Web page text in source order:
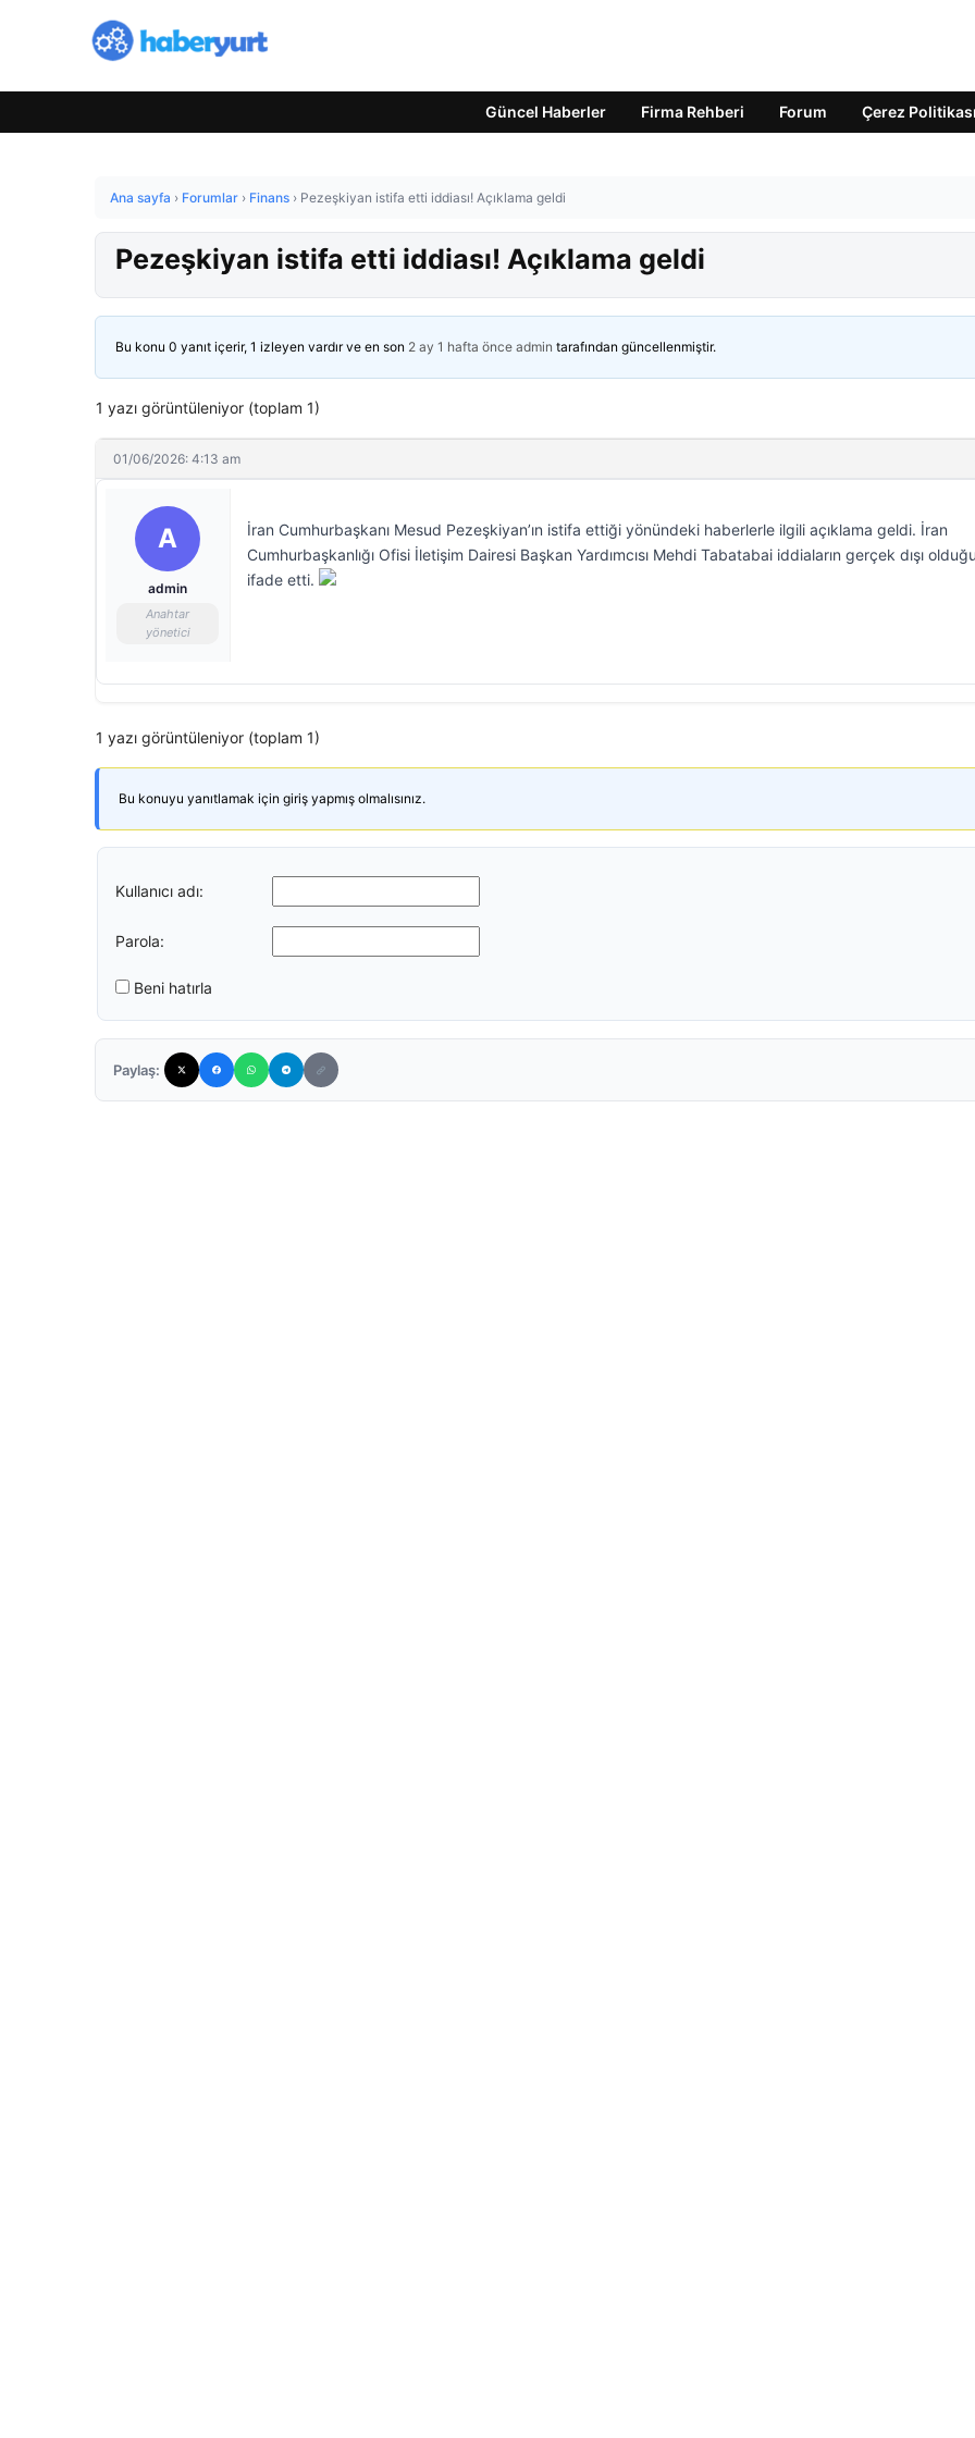
Güncel Haberler Firma Rehberi Forum Çerez Politikası
Ana sayfa › Forumlar › Finans › Pezeşkiyan istifa etti iddiası! Açıklama geldi
Pezeşkiyan istifa etti iddiası! Açıklama geldi
Bu konu 0 yanıt içerir, 1 izleyen vardır ve en son 2 ay 1 hafta önce admin tarafından güncellenmiştir.
1 yazı görüntüleniyor (toplam 1)
01/06/2026: 4:13 am
A
admin
Anahtar
yönetici
İran Cumhurbaşkanı Mesud Pezeşkiyan’ın istifa ettiği yönündeki haberlerle ilgili açıklama geldi. İran
Cumhurbaşkanlığı Ofisi İletişim Dairesi Başkan Yardımcısı Mehdi Tabatabai iddiaların gerçek dışı
ifade etti.
1 yazı görüntüleniyor (toplam 1)
Bu konuyu yanıtlamak için giriş yapmış olmalısınız.
Kullanıcı adı:
Parola:
Beni hatırla
Paylaş: